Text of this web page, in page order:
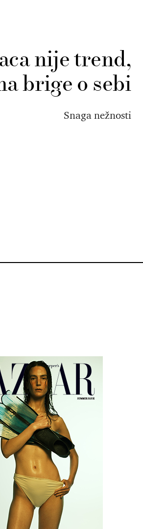
nije trend,
brige o sebi
Snaga nežnosti